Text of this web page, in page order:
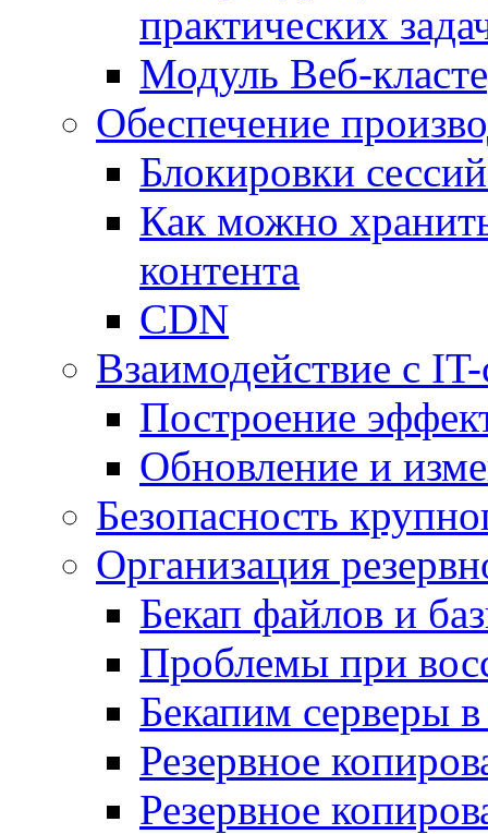
практических
Модуль Веб-
Обеспечение
Блокировки
Как можно
контента
CDN
Взаимодействие с
Построение
Обновление и
Безопасность
Организация
Бекап файлов и
Проблемы при
Бекапим серверы
Резервное
Резервное